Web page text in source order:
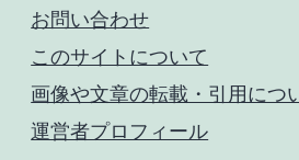
お問い合わせ
このサイトについて
画像や文章の転載・引用につ
運営者プロフィール